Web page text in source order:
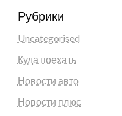
Рубрики
Uncategorised
Куда поехать
Новости авто
Новости плюс